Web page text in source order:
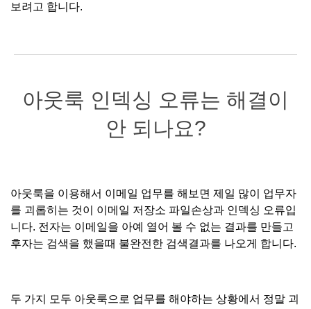
보려고 합니다.
아웃룩 인덱싱 오류는 해결이
안 되나요?
아웃룩을 이용해서 이메일 업무를 해보면 제일 많이 업무자
를 괴롭히는 것이 이메일 저장소 파일손상과 인덱싱 오류입
니다. 전자는 이메일을 아예 열어 볼 수 없는 결과를 만들고
후자는 검색을 했을때 불완전한 검색결과를 나오게 합니다.
두 가지 모두 아웃룩으로 업무를 해야하는 상황에서 정말 괴